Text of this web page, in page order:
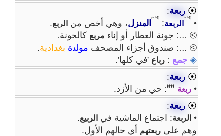
⦿ ربعة:
•
الربعة: المنزل، وهي أخص من الربع.
⧁ …: جونة العطار أو إناء مربعكالجونة.
⧁ …: صندوق أجزاء المصحف مولدة بغدادية.
◈ جمع : رباع'في كلها'.
⦿ ربعة:
• ربعة 👪: حي من الأزد.
⦿ ربعة:
• الربعة: اجتماع الماشية في الربيع.
وهم على ربعتهمأي حالهم الأول.